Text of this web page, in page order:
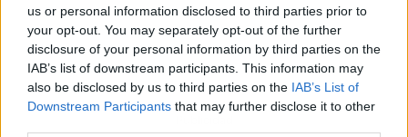
us or personal information disclosed to third parties prior to
your opt-out. You may separately opt-out of the further
disclosure of your personal information by third parties on the
IAB’s list of downstream participants. This information may
also be disclosed by us to third parties on the IAB’s List of
Downstream Participants that may further disclose it to other